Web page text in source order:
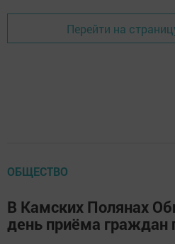
Перейти на
ОБЩЕСТВО
В Камских Полянах
день приёма граждан